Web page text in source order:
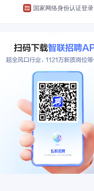
国家网络身份认证登录